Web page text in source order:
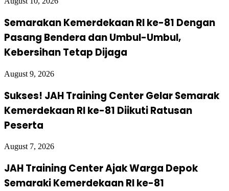
Semarakan Kemerdekaan RI ke-81 Dengan
Pasang Bendera dan Umbul-Umbul,
Kebersihan Tetap Dijaga
August 9, 2026
Sukses! JAH Training Center Gelar Semarak
Kemerdekaan RI ke-81 Diikuti Ratusan
Peserta
August 7, 2026
JAH Training Center Ajak Warga Depok
Semaraki Kemerdekaan RI ke-81